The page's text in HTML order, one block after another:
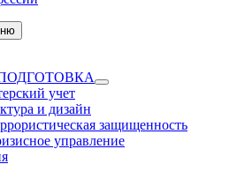
учет
и дизайн
защищенность
управление